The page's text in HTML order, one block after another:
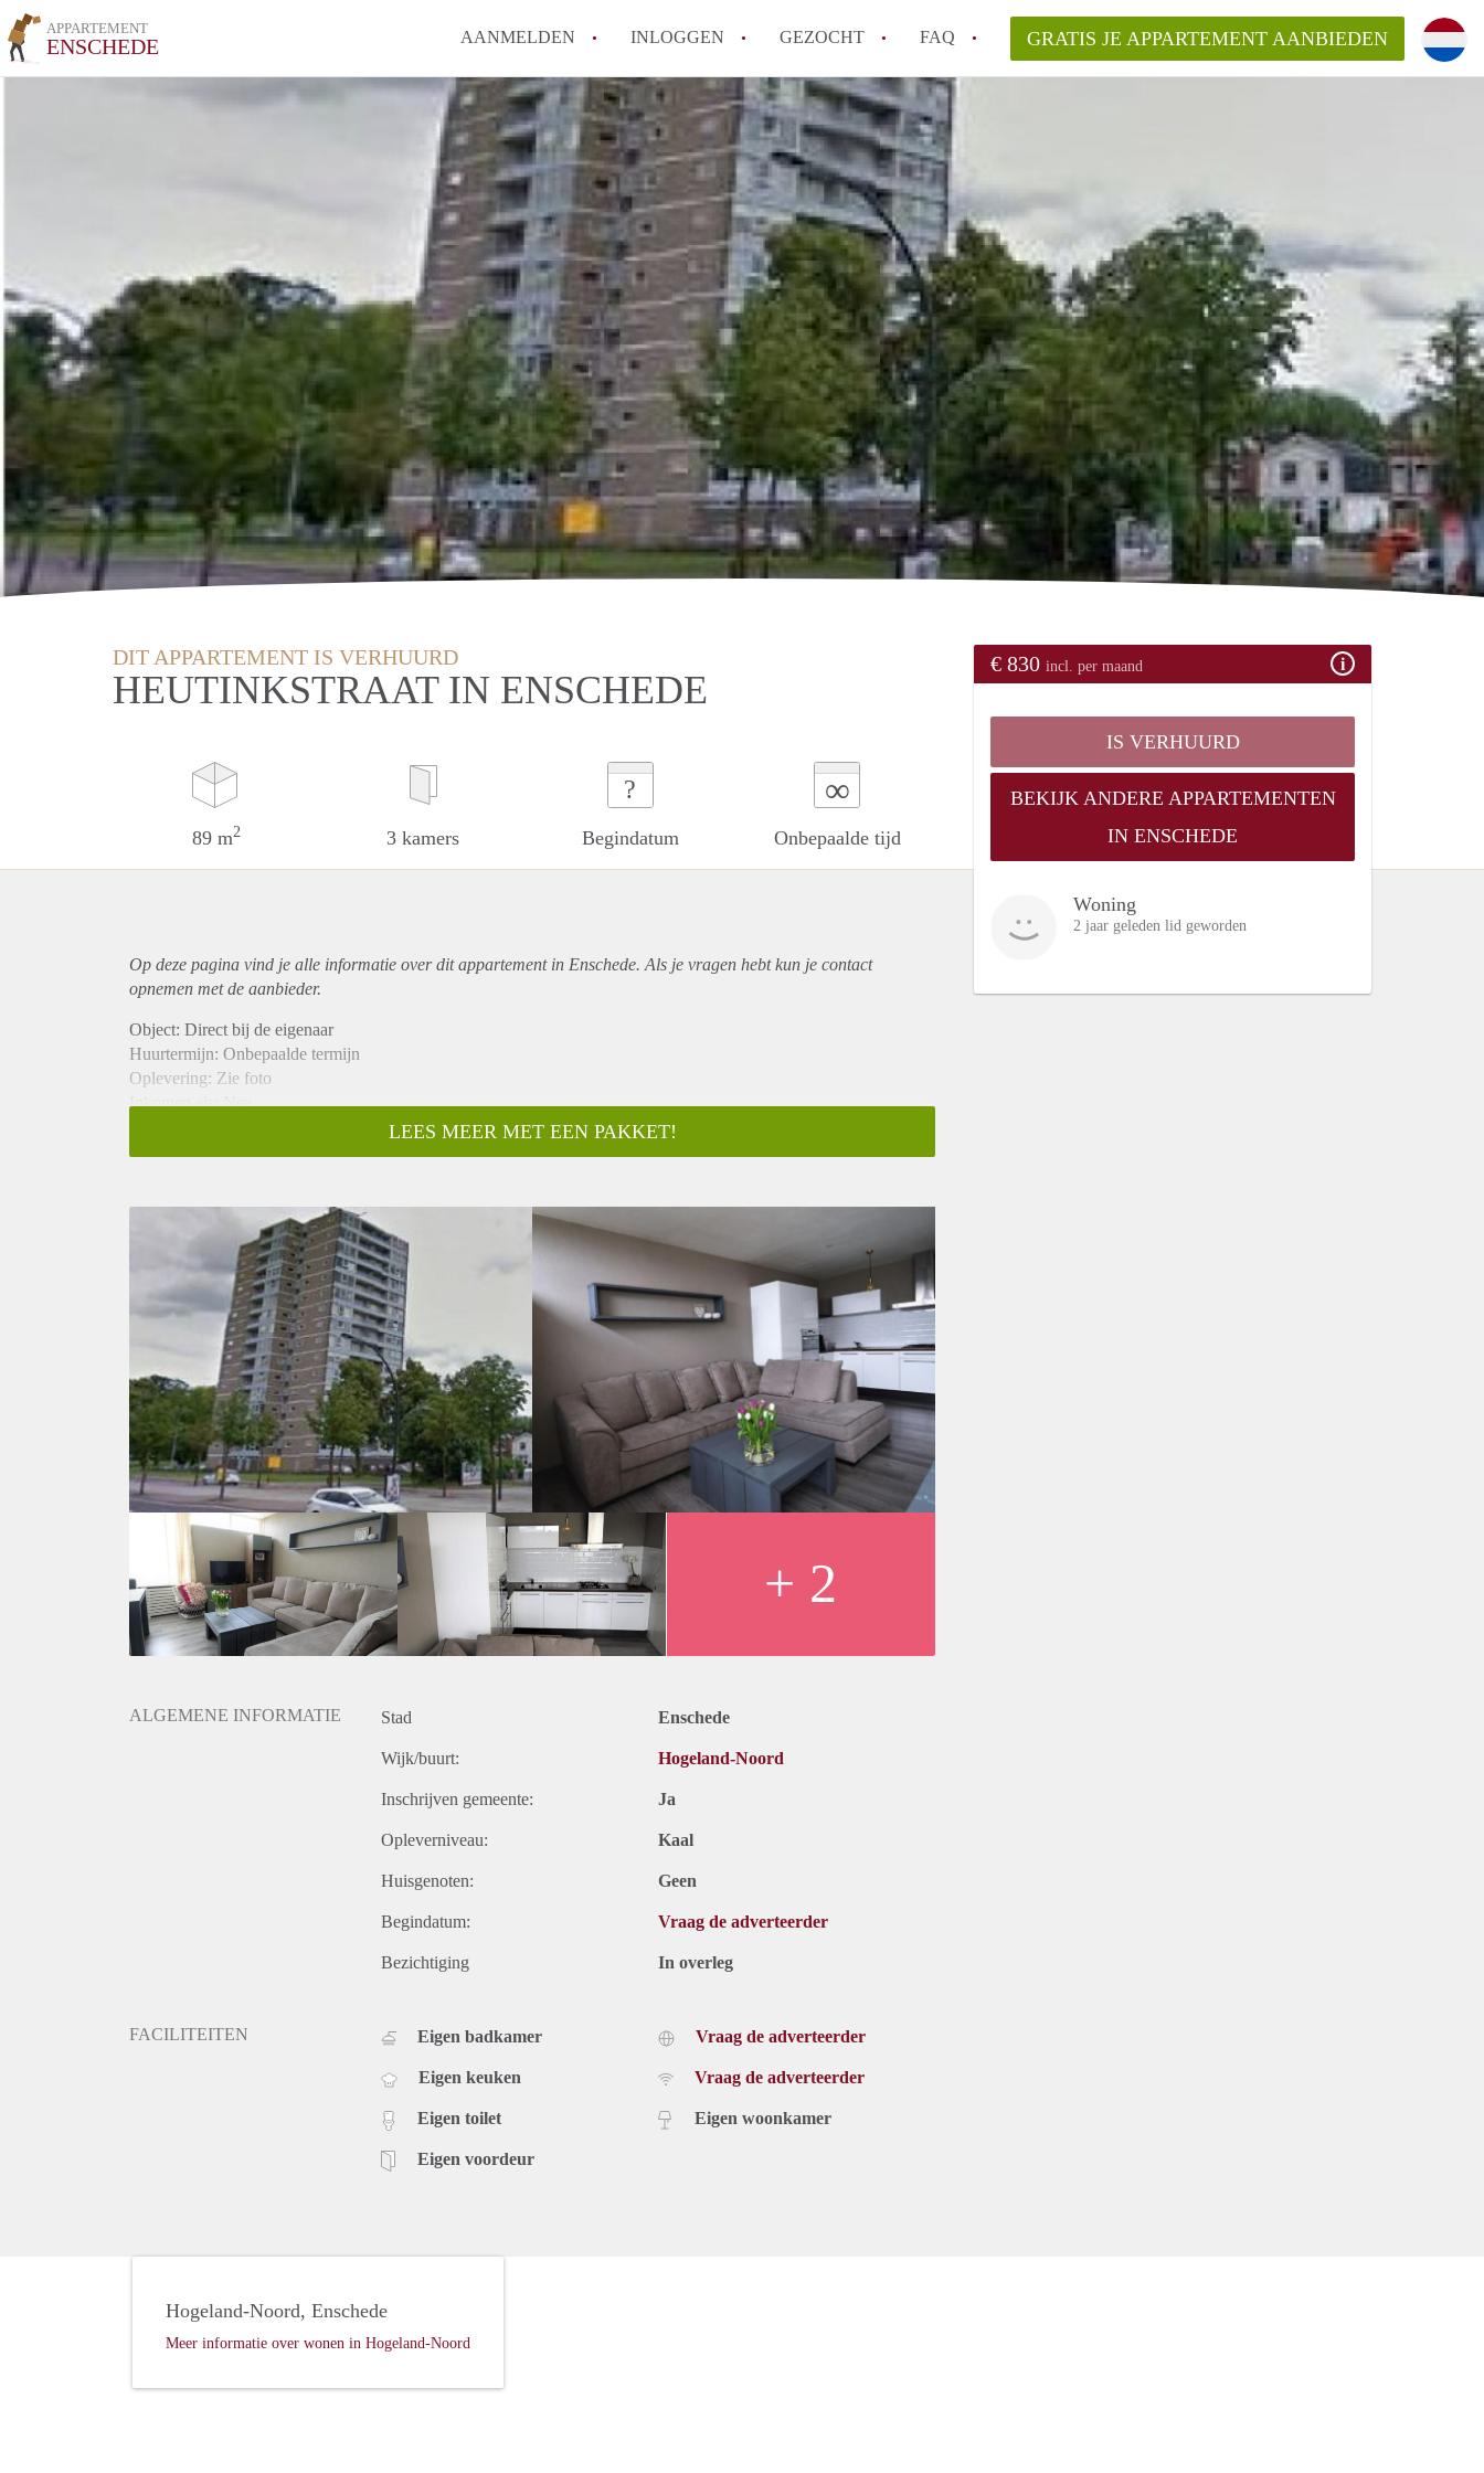
APPARTEMENT
ENSCHEDE AANMELDEN INLOGGEN GEZOCHT FAQ
How to translate AppartementEnschede!
Wat is AppartementEnschede?
Hoeveel kost het om te reageren op een Appartement in Enschede?
Wat is de privacyverklaring van AppartementEnschede?
Berekent AppartementEnschede
makelaarsvergoeding/bemiddelingsvergoeding?
Alle veelgestelde vragen
GRATIS JE APPARTEMENT AANBIEDEN
DIT APPARTEMENT IS VERHUURD
HEUTINKSTRAAT IN ENSCHEDE
89 m2 3 kamers
?
Begindatum
∞
Onbepaalde tijd
€ 830 incl. per maand
IS VERHUURD
BEKIJK ANDERE APPARTEMENTEN
IN ENSCHEDE
Woning
2 jaar geleden lid geworden
Op deze pagina vind je alle informatie over ditappartementin Enschede. Als je vragen hebt kun je contact
opnemen met de aanbieder.
Object: Direct bij de eigenaar
Huurtermijn: Onbepaalde termijn
Oplevering: Zie foto
Inkomen eis: Nee
Borg: 1 Maand
Huisdieren toegestaan: Afhankelijk van de Eigenaar
Huurtoeslag grens: Ja
Geschikt voor studenten: Afhankelijk van de Eigenaar
LEES MEER MET EEN PAKKET!
+ 2
ALGEMENE INFORMATIE Stad Enschede
Wijk/buurt: Hogeland-Noord
Inschrijven gemeente: Ja
Opleverniveau: Kaal
Huisgenoten: Geen
Begindatum: Vraag de adverteerder
Bezichtiging In overleg
FACILITEITEN Eigen badkamer
Eigen keuken
Eigen toilet
Eigen voordeur
Vraag de adverteerder
Vraag de adverteerder
Eigen woonkamer
Hogeland-Noord, Enschede
Meer informatie over wonen in Hogeland-Noord